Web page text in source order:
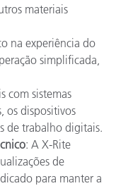
materiais
na experiência do
simplificada,
com sistemas
os dispositivos
de trabalho digitais.
: A X-Rite
de
para manter a